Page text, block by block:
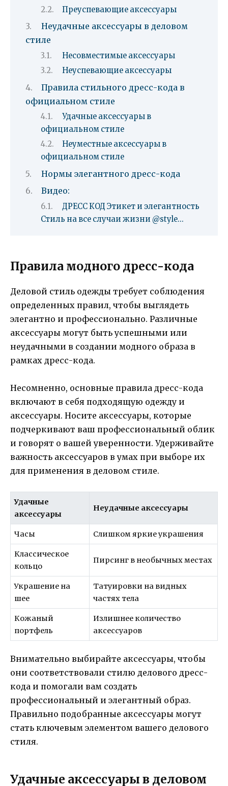
Преуспевающие аксессуары
Неудачные аксессуары в деловом
стиле
Несовместимые аксессуары
Неуспевающие аксессуары
Правила стильного дресс-кода в
официальном стиле
Удачные аксессуары в
официальном стиле
Неуместные аксессуары в
официальном стиле
Нормы элегантного дресс-кода
Видео:
ДРЕСС КОД Этикет и элегантность
Стиль на все случаи жизни @style…
Правила модного дресс-кода
Деловой стиль одежды требует соблюдения
определенных правил, чтобы выглядеть
элегантно и профессионально. Различные
аксессуары могут быть успешными или
неудачными в создании модного образа в
рамках дресс-кода.
Несомненно, основные правила дресс-кода
включают в себя подходящую одежду и
аксессуары. Носите аксессуары, которые
подчеркивают ваш профессиональный облик
и говорят о вашей уверенности. Удерживайте
важность аксессуаров в умах при выборе их
для применения в деловом стиле.
Удачные
аксессуары
Неудачные аксессуары
Часы Слишком яркие украшения
Классическое
кольцо
Пирсинг в необычных местах
Украшение на
шее
Татуировки на видных
частях тела
Кожаный
портфель
Излишнее количество
аксессуаров
Внимательно выбирайте аксессуары, чтобы
они соответствовали стилю делового дресс-
кода и помогали вам создать
профессиональный и элегантный образ.
Правильно подобранные аксессуары могут
стать ключевым элементом вашего делового
стиля.
Удачные аксессуары в деловом